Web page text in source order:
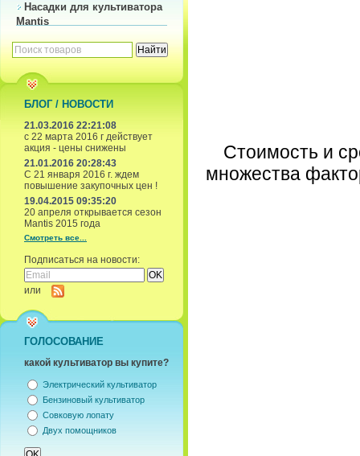
Насадки для культиватора
Mantis
БЛОГ / НОВОСТИ
21.03.2016 22:21:08
с 22 марта 2016 г действует
акция - цены снижены
21.01.2016 20:28:43
С 21 января 2016 г. ждем
повышение закупочных цен !
19.04.2015 09:35:20
20 апреля открывается сезон
Mantis 2015 года
Смотреть все...
Подписаться на новости:
или
ГОЛОСОВАНИЕ
какой культиватор вы купите?
Электрический культиватор
Бензиновый культиватор
Совковую лопату
Двух помощников
Стоимость и
множества